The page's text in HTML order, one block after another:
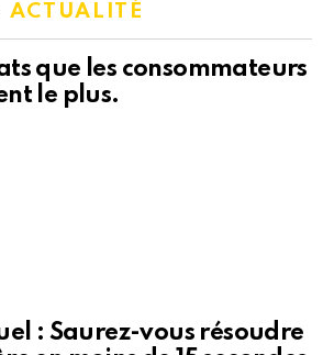
ACTUALITÉ
que les consommateurs
le plus.
: Saurez-vous résoudre